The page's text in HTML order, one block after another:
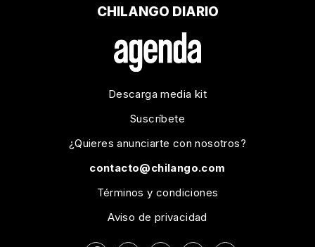
CHILANGO DIARIO
Descarga media kit
Suscríbete
¿Quieres anunciarte con nosotros?
contacto@chilango.com
Términos y condiciones
Aviso de privacidad